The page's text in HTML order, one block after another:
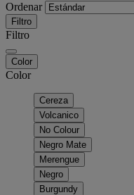
Ordenar
Filtro
Filtro
Color
Color
Cereza
Volcanico
No Colour
Negro Mate
Merengue
Negro
Burgundy